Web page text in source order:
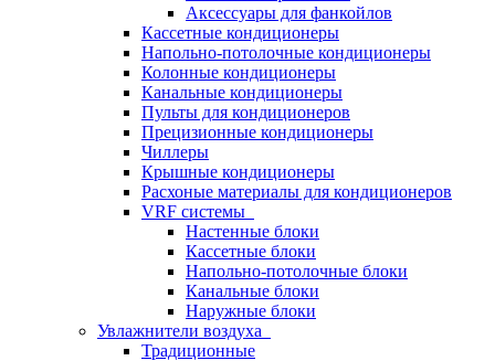
Аксессуары для фанкойлов
Кассетные кондиционеры
Напольно-потолочные кондиционеры
Колонные кондиционеры
Канальные кондиционеры
Пульты для кондиционеров
Прецизионные кондиционеры
Чиллеры
Крышные кондиционеры
Расхоные материалы для кондиционеров
VRF системы
Настенные блоки
Кассетные блоки
Напольно-потолочные блоки
Канальные блоки
Наружные блоки
Увлажнители воздуха
Традиционные